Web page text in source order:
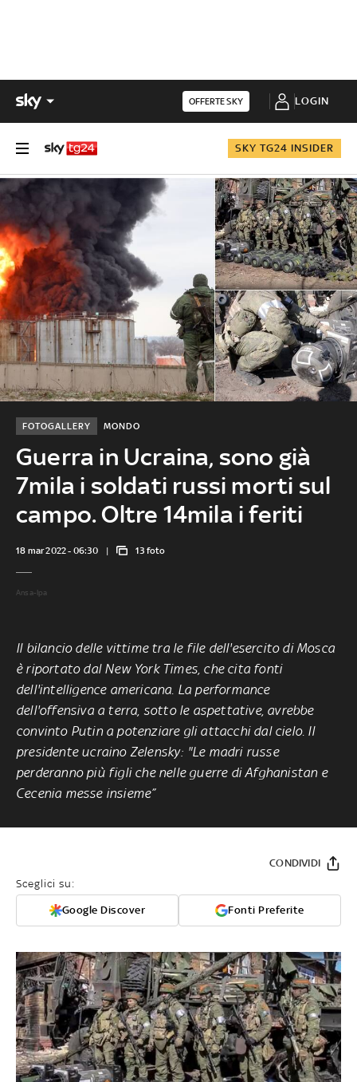
OFFERTE SKY LOGIN
SKY TG24 INSIDER
Guerra in Ucraina, sono già
7mila i soldati russi morti sul
campo. Oltre 14mila i feriti
MONDO
FOTOGALLERY
18 mar 2022 - 06:30 13 foto
Ansa-Ipa
Il bilancio delle vittime tra le file dell'esercito di Mosca
è riportato dal New York Times, che cita fonti
dell'intelligence americana. La performance
dell'offensiva a terra, sotto le aspettative, avrebbe
convinto Putin a potenziare gli attacchi dal cielo. Il
presidente ucraino Zelensky: "Le madri russe
perderanno più figli che nelle guerre di Afghanistan e
Cecenia messe insieme”
Sceglici su:
Google Discover Fonti Preferite
CONDIVIDI